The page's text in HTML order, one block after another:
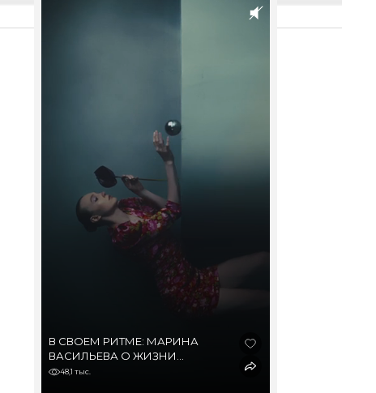
В СВОЕМ РИТМЕ: МАРИНА
ВАСИЛЬЕВА О ЖИЗНИ
В ДЕРЕВНЕ И МЕГАПОЛИСЕ,
48,1 тыс.